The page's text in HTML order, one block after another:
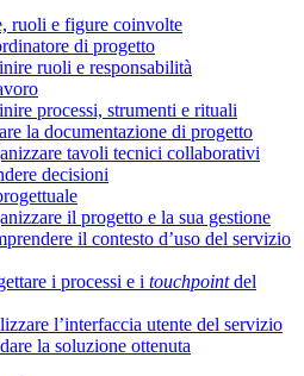
ruoli e figure coinvolte
di progetto
ruoli e responsabilità
processi, strumenti e rituali
la documentazione di progetto
tavoli tecnici collaborativi
decisioni
il progetto e la sua gestione
il contesto d’uso del servizio
i processi e i touchpointdel
l’interfaccia utente del servizio
la soluzione ottenuta